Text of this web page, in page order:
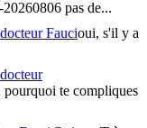
pas de...
Faucioui, s'il y a
pourquoi te compliques